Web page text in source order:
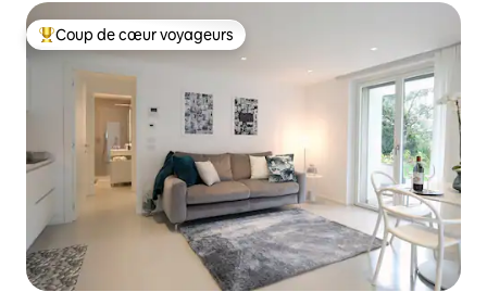
Coups de cœur voyageurs les plus appréciés
Coup de cœur voyageurs